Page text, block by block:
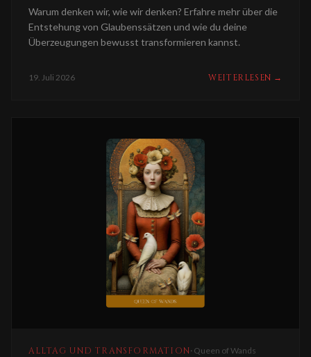
Warum denken wir, wie wir denken? Erfahre mehr über die
Entstehung von Glaubenssätzen und wie du deine
Überzeugungen bewusst transformieren kannst.
19. Juli 2026 WEITERLESEN →
ALLTAG UND TRANSFORMATION· Queen of Wands